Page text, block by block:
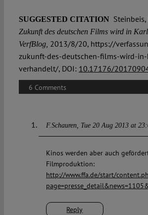
SUGGESTED CITATION
Zukunft des deutschen Films wird in
VerfBlog, 2013/8/20, https://
zukunft-des-deutschen-films-wird-
verhandelt/, DOI: 10.17176/
6 Comments
F.Schauren Tue 20 Aug 2013 at
Reply
Kinos werden aber auch
Filmproduktion:
http://www.ffa.de/start/